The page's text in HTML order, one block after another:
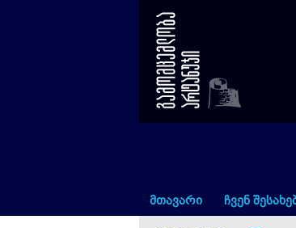
საქართველო XVIII
მთავარი ჩვენ